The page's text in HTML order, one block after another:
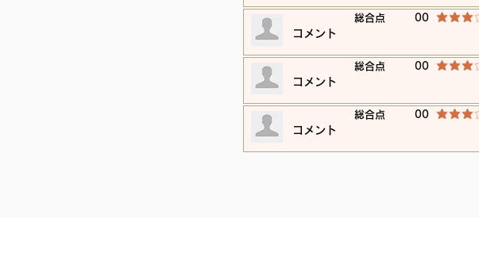
​総合点 00 平均評価 3 /5
​コメント
​総合点 00 平均評価 3 /5
​コメント
​総合点 00 平均評価 3 /5
​コメント